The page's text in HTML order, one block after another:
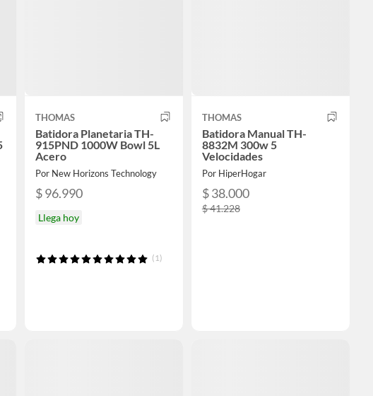
THOMAS
Batidora Planetaria TH-
915PND 1000W Bowl 5L
Acero
Por New Horizons Technology
$ 96.990
Llega hoy
(1)
THOMAS
Batidora Manual TH-
8832M 300w 5
Velocidades
Por HiperHogar
$ 38.000
$ 41.228